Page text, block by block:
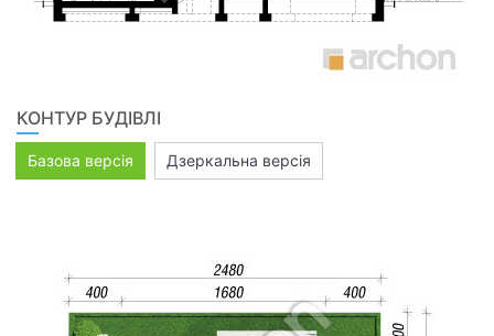
КОНТУР БУДІВЛІ
Базова версія Дзеркальна версія